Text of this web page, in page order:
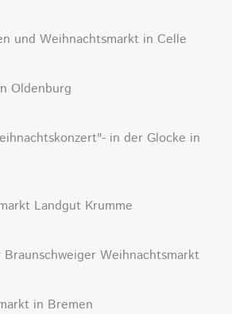
und Weihnachtsmarkt in Celle
Oldenburg
in der Glocke in
Landgut Krumme
Weihnachtsmarkt
in Bremen